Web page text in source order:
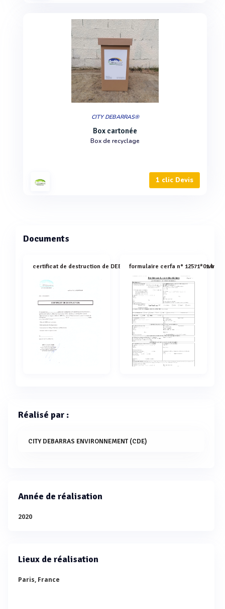
CITY DEBARRAS®
Box cartonée
Box de recyclage
1 clic Devis
Documents
Réalisé par :
CITY DEBARRAS ENVIRONNEMENT (CDE)
Année de réalisation
2020
Lieux de réalisation
Paris, France